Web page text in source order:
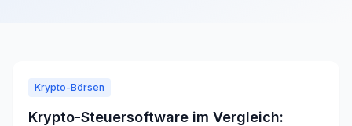
Krypto-Börsen
Krypto-Steuersoftware im Vergleich: